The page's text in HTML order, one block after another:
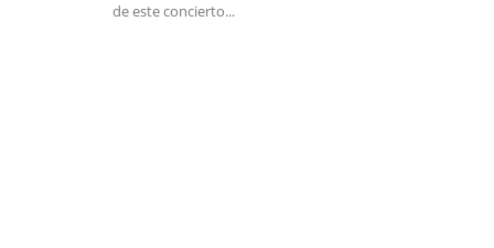
de este concierto...